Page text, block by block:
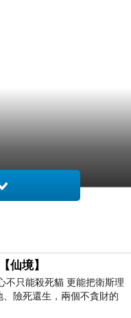
身小物
仙境】
不只能殺死貓 更能把衛斯理
險死還生，兩個不貪財的
愛情還